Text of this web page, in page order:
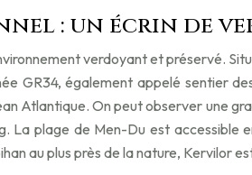
: un écrin de
verdoyant et préservé.
GR34, également appelé sentier
Atlantique. On peut observer une
La plage de Men-Du est
au plus près de la nature, Kervilor